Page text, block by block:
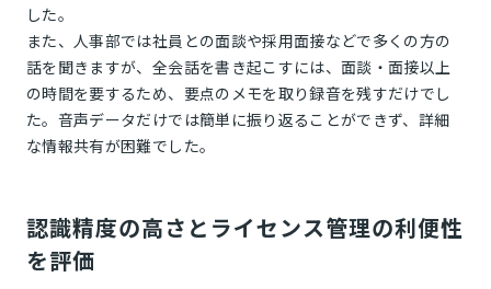
した。
また、人事部では社員との面談や採用面接などで多くの方の
話を聞きますが、全会話を書き起こすには、面談・面接以上
の時間を要するため、要点のメモを取り録音を残すだけでし
た。音声データだけでは簡単に振り返ることができず、詳細
な情報共有が困難でした。
認識精度の高さとライセンス管理の利便性
を評価